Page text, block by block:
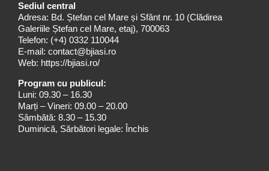
Sediul central
Adresa: Bd. Ștefan cel Mare și Sfânt nr. 10 (Clădirea
Galeriile Ștefan cel Mare, etaj), 700063
Telefon: (+4) 0332 110044
E-mail: contact@bjiasi.ro
Web: https://bjiasi.ro/
Program cu publicul:
Luni: 09.30 – 16.30
Marți – Vineri: 09.00 – 20.00
Sâmbătă: 8.30 – 15.30
Duminică, Sărbători legale: Închis